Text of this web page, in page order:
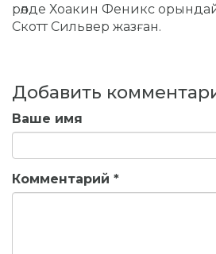
рөлде Хоакин Феникс
Скотт Сильвер жазған.
Добавить
Ваше имя
Комментарий *